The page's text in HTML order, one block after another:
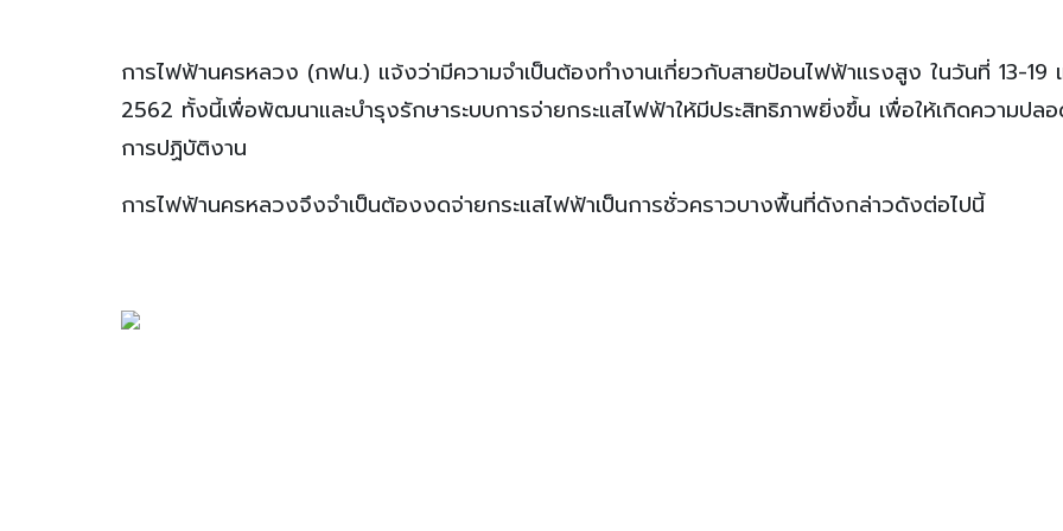
การไฟฟ้านครหลวง (กฟน.) แจ้งว่ามีความจำเป็นต้องทำงานเกี่ยวกับสายป้อนไฟฟ้าแรงสูง ในวันที่ 13-19
2562 ทั้งนี้เพื่อพัฒนาและบำรุงรักษาระบบการจ่ายกระแสไฟฟ้าให้มีประสิทธิภาพยิ่งขึ้น เพื่อให้เกิดความปล
การปฏิบัติงาน
การไฟฟ้านครหลวงจึงจำเป็นต้องงดจ่ายกระแสไฟฟ้าเป็นการชั่วคราวบางพื้นที่ดังกล่าวดังต่อไปนี้